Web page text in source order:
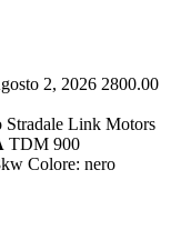
2, 2026 2800.00
Link Motors
TDM 900
Colore: nero